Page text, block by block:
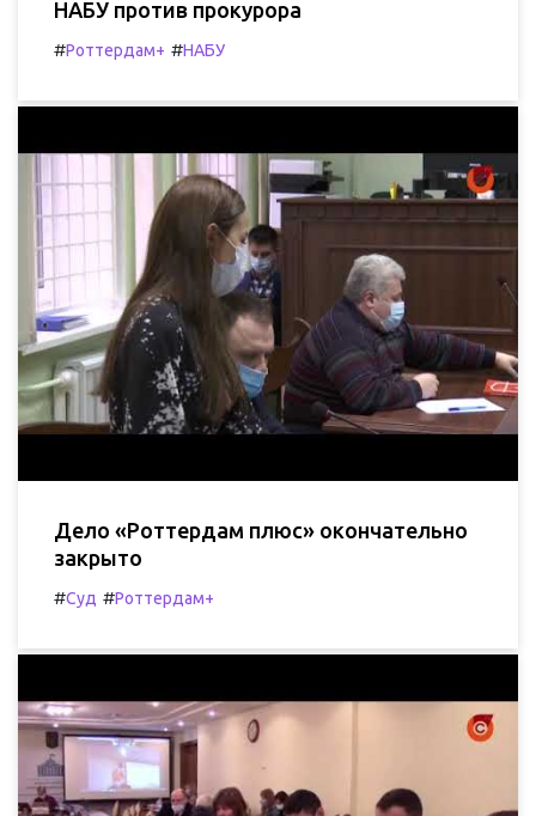
НАБУ против прокурора
#Роттердам+ #НАБУ
Дело «Роттердам плюс» окончательно
закрыто
#Суд #Роттердам+